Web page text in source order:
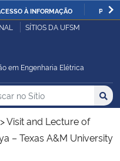
À INFORMAÇÃO
SÍTIOS DA UFSM
em Engenharia Elétrica
no no Sítio
>Visit and Lecture of
– Texas A&M University